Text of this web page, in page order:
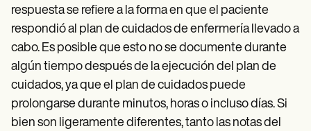
respuesta se refiere a la forma en que el paciente
respondió al plan de cuidados de enfermería llevado a
cabo. Es posible que esto no se documente durante
algún tiempo después de la ejecución del plan de
cuidados, ya que el plan de cuidados puede
prolongarse durante minutos, horas o incluso días. Si
bien son ligeramente diferentes, tanto las notas del